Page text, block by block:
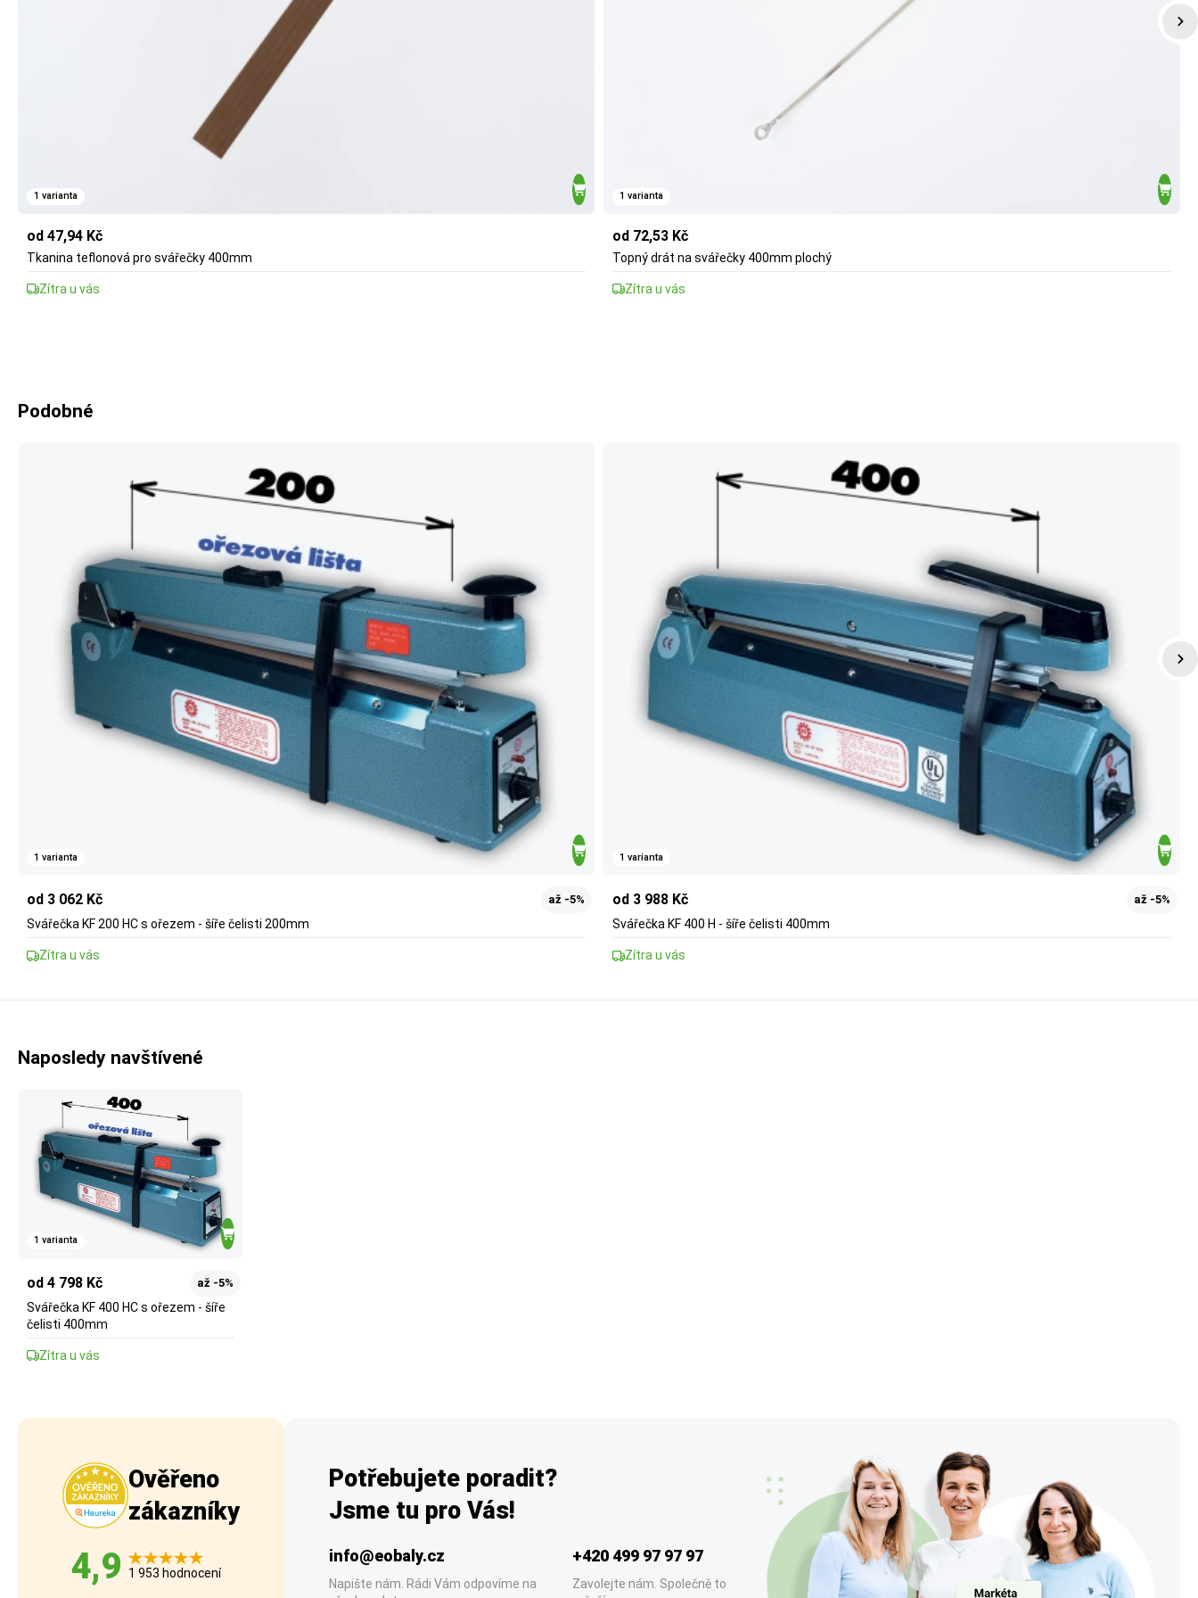
1 varianta
od 47,94 Kč
Tkanina teflonová pro svářečky 400mm
Zítra u vás
1 varianta
od 72,53 Kč
Topný drát na svářečky 400mm plochý
Zítra u vás
Podobné
1 varianta
od 3 062 Kč až -5%
Svářečka KF 200 HC s ořezem - šíře čelisti 200mm
Zítra u vás
1 varianta
od 3 988 Kč až -5%
Svářečka KF 400 H - šíře čelisti 400mm
Zítra u vás
Naposledy navštívené
1 varianta
od 4 798 Kč až -5%
Svářečka KF 400 HC s ořezem - šíře
čelisti 400mm
Zítra u vás
Ověřeno
zákazníky
4,9 1 953 hodnocení
Potřebujete poradit?
Jsme tu pro Vás!
info@eobaly.cz
Napište nám. Rádi Vám odpovíme na
+420 499 97 97 97
Zavolejte nám. Společně to